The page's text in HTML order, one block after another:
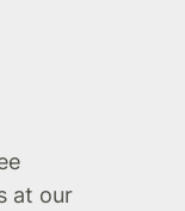
at our